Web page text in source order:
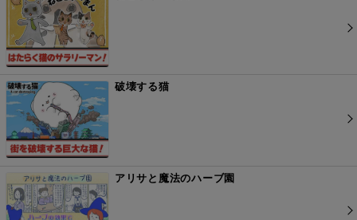
破壊する猫
アリサと魔法のハーブ園